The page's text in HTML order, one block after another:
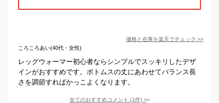
価格と在庫を楽天でチェック >>
ころころあい(40代・女性)
レッグウォーマー初心者ならシンプルでスッキリしたデザ
インがおすすめです。ボトムスの丈にあわせてバランス長
さを調節すればかっこよくなります。
全てのおすすめコメント (1件) >